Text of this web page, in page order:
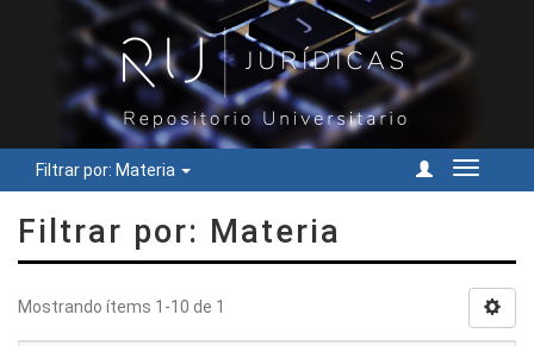
Filtrar por: Materia
Cambiar
Filtrar por: Materia
Mostrando ítems 1-10 de 1